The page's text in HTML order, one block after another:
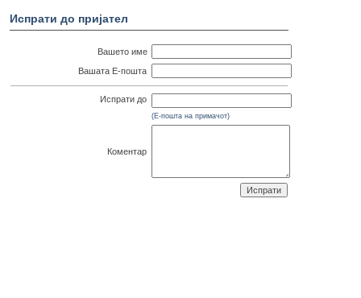
Испрати до пријател
Вашето име
Вашата Е-пошта
Испрати до
(Е-пошта на примачот)
Коментар